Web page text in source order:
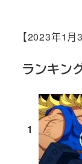
【2023年1月
ランキン
1